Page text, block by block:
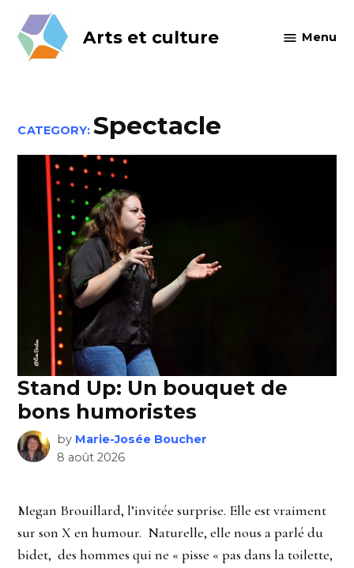
content
Arts et culture Menu
CATEGORY: Spectacle
Stand Up: Un bouquet de
bons humoristes
by Marie-Josée Boucher
8 août 2026
Megan Brouillard, l’invitée surprise. Elle est vraiment
sur son X en humour. Naturelle, elle nous a parlé du
bidet, des hommes qui ne « pisse « pas dans la toilette,